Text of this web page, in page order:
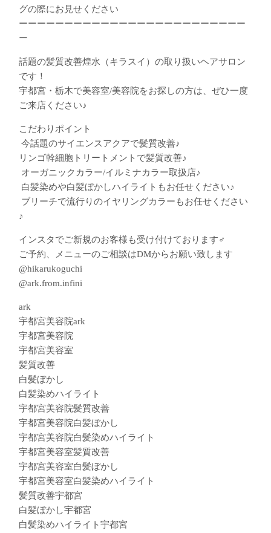
グの際にお見せください
ーーーーーーーーーーーーーーーーーーーーーーーーー
ー
話題の髪質改善煌水（キラスイ）の取り扱いヘアサロン
です！
宇都宮・栃木で美容室/美容院をお探しの方は、ぜひ一度
ご来店ください♪
こだわりポイント
︎ 今話題のサイエンスアクアで髪質改善♪
︎リンゴ幹細胞トリートメントで髪質改善♪
︎ オーガニックカラー/イルミナカラー取扱店♪
︎ 白髪染めや白髪ぼかしハイライトもお任せください♪
︎ ブリーチで流行りのイヤリングカラーもお任せください
♪
インスタでご新規のお客様も受け付けております‍♂️
ご予約、メニューのご相談はDMからお願い致します
@hikarukoguchi
@ark.from.infini
ark
宇都宮美容院ark
宇都宮美容院
宇都宮美容室
髪質改善
白髪ぼかし
白髪染めハイライト
宇都宮美容院髪質改善
宇都宮美容院白髪ぼかし
宇都宮美容院白髪染めハイライト
宇都宮美容室髪質改善
宇都宮美容室白髪ぼかし
宇都宮美容室白髪染めハイライト
髪質改善宇都宮
白髪ぼかし宇都宮
白髪染めハイライト宇都宮